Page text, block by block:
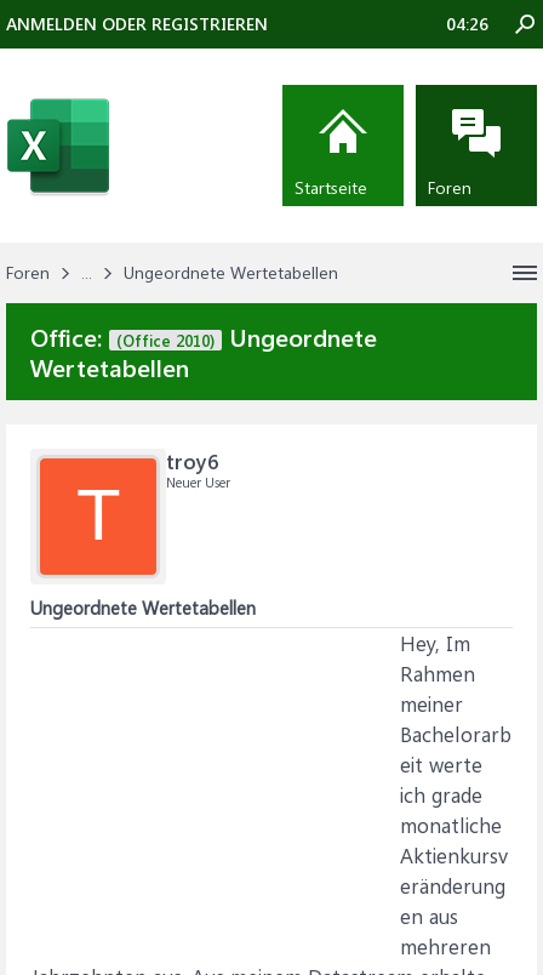
Foren ... Ungeordnete Wertetabellen
Office: (Office 2010)
Ungeordnete
Wertetabellen
T
troy6
Neuer User
Ungeordnete Wertetabellen
Hey, Im
Rahmen
meiner
Bachelorarb
eit werte
ich grade
monatliche
Aktienkursv
eränderung
en aus
mehreren
ANMELDEN ODER REGISTRIEREN 04:26
Startseite Foren